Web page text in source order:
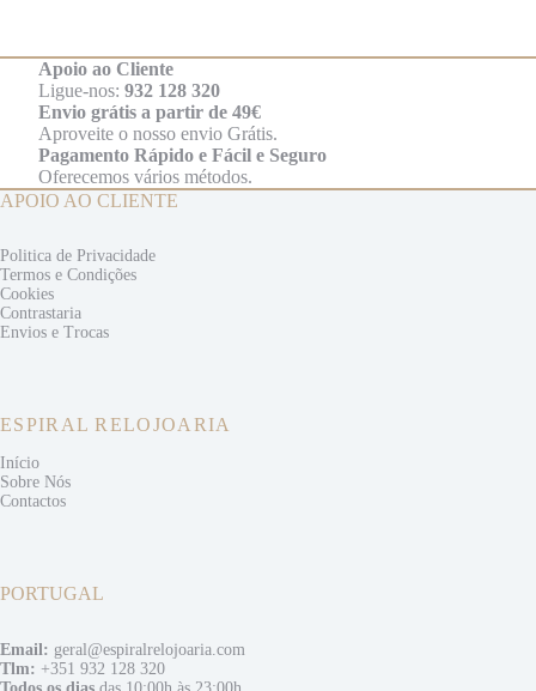
Apoio ao Cliente
Ligue-nos: 932 128 320
Envio grátis a partir de 49€
Aproveite o nosso envio Grátis.
Pagamento Rápido e Fácil e Seguro
Oferecemos vários métodos.
APOIO AO CLIENTE
Politica de Privacidade
Termos e Condições
Cookies
Contrastaria
Envios e Trocas
ESPIRAL RELOJOARIA
Início
Sobre Nós
Contactos
PORTUGAL
Email: geral@espiralrelojoaria.com
Tlm: +351 932 128 320